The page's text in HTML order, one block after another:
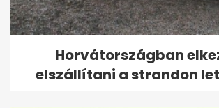
Horvátországban
elszállítani a strandon